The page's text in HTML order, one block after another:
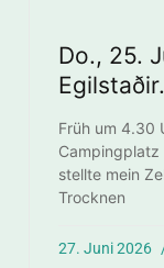
Do., 25.
Egilstaðir.
Früh um 4.30
stellte mein
Trocknen
27. Juni 2026